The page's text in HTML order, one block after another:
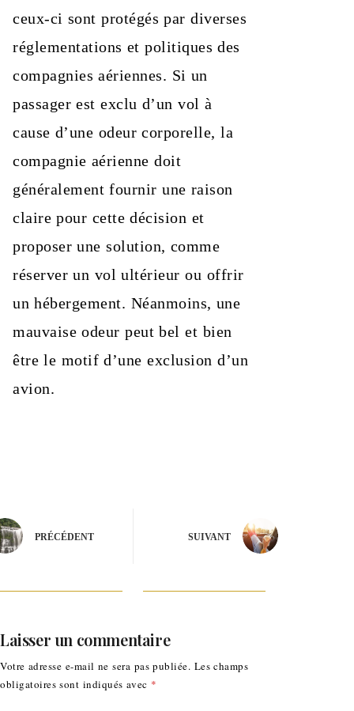
ceux-ci sont protégés par diverses
réglementations et politiques des
compagnies aériennes. Si un
passager est exclu d’un vol à
cause d’une odeur corporelle, la
compagnie aérienne doit
généralement fournir une raison
claire pour cette décision et
proposer une solution, comme
réserver un vol ultérieur ou offrir
un hébergement. Néanmoins, une
mauvaise odeur peut bel et bien
être le motif d’une exclusion d’un
avion.
PRÉCÉDENT SUIVANT
Laisser un commentaire
Votre adresse e-mail ne sera pas publiée. Les champs
obligatoires sont indiqués avec *